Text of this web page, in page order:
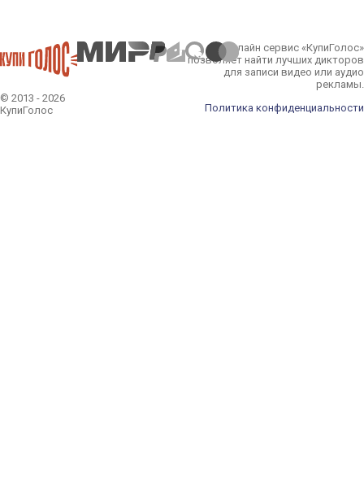
© 2013 - 2026
КупиГолос
Онлайн сервис «КупиГолос»
позволяет найти лучших дикторов
для записи видео или аудио
рекламы.
Политика конфиденциальности